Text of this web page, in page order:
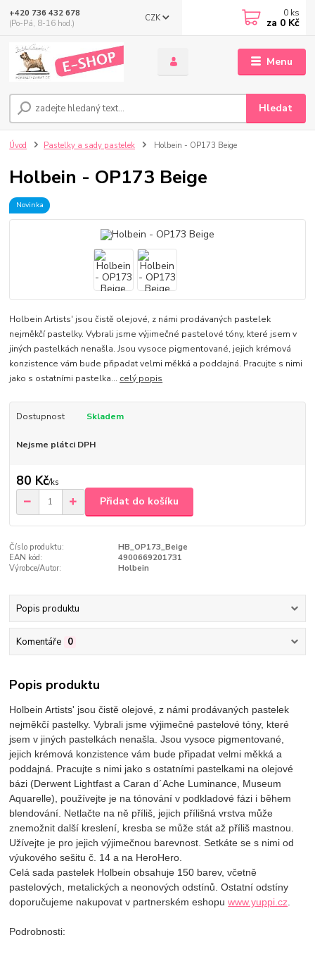
Menu
CZK
Hledat
+420 736 432 678
(Po-Pá, 8-16 hod.)
0 ks
za 0 Kč
Úvod Pastelky a sady pastelek Holbein - OP173 Beige
Holbein - OP173 Beige
Novinka
Holbein Artists' jsou čistě olejové, z námi prodávaných pastelek
nejměkčí pastelky. Vybrali jsme výjimečné pastelové tóny, které jsem v
jiných pastelkách nenašla. Jsou vysoce pigmentované, jejich krémová
konzistence vám bude připadat velmi měkká a poddajná. Pracujte s nimi
jako s ostatními pastelka... celý popis
Dostupnost Skladem
Nejsme plátci DPH
80 Kč/ks
Přidat do košíku
Číslo produktu:
HB_OP173_Beige
EAN kód:
4900669201731
Výrobce/Autor:
Holbein
Popis produktu
Komentáře 0
Popis produktu
Holbein Artists' jsou čistě olejové, z námi prodávaných pastelek
nejměkčí pastelky. Vybrali jsme výjimečné pastelové tóny, které
jsem v jiných pastelkách nenašla. Jsou vysoce pigmentované,
jejich krémová konzistence vám bude připadat velmi měkká a
poddajná. Pracujte s nimi jako s ostatními pastelkami na olejové
bázi (Derwent Lightfast a Caran d´Ache Luminance, Museum
Aquarelle), používejte je na tónování v podkladové fázi i během
blendování. Netlačte na ně příliš, jejich přílišná vrstva může
znemožnit další kreslení, kresba se může stát až příliš mastnou.
Užívejte je pro jejich výjimečnou barevnost. Setkáte se s nimi od
výukového sešitu č. 14 a na HeroHero.
Celá sada pastelek Holbein obsahuje 150 barev, včetně
pastelových, metalických a neonových odstínů. Ostatní odstíny
doporučujeme nakupovat v partnerském eshopuwww.yuppi.cz
Podrobnosti: